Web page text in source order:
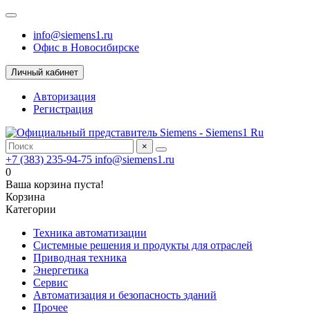
info@siemens1.ru
Офис в Новосибирске
Личный кабинет
Авторизация
Регистрация
×
+7 (383) 235-94-75 info@siemens1.ru
0
Ваша корзина пуста!
Корзина
Категории
Техника автоматизации
Системные решения и продукты для отраслей
Приводная техника
Энергетика
Сервис
Автоматизация и безопасность зданий
Прочее